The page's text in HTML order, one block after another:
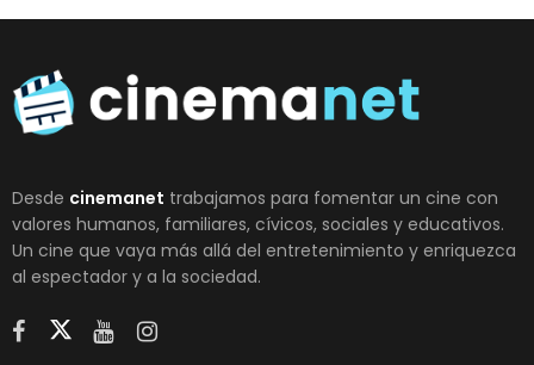
Desde cinemanet trabajamos para fomentar un cine con
valores humanos, familiares, cívicos, sociales y educativos.
Un cine que vaya más allá del entretenimiento y enriquezca
al espectador y a la sociedad.